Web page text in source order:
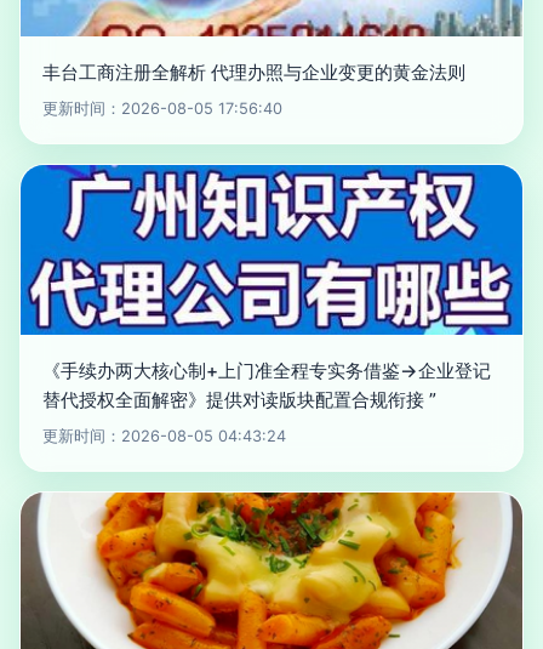
丰台工商注册全解析 代理办照与企业变更的黄金法则
更新时间：2026-08-05 17:56:40
《手续办两大核心制+上门准全程专实务借鉴→企业登记
替代授权全面解密》提供对读版块配置合规衔接 ”
更新时间：2026-08-05 04:43:24